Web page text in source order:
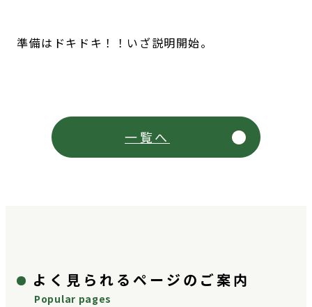
準備はドキドキ！！いざ説明開始。
一覧へ
よく見られるページのご案内
Popular pages